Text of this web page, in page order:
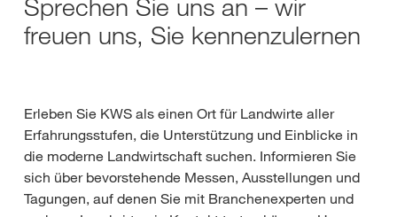
Sprechen Sie uns an – wir
freuen uns, Sie kennenzulernen
Erleben Sie KWS als einen Ort für Landwirte aller
Erfahrungsstufen, die Unterstützung und Einblicke in
die moderne Landwirtschaft suchen. Informieren Sie
sich über bevorstehende Messen, Ausstellungen und
Tagungen, auf denen Sie mit Branchenexperten und